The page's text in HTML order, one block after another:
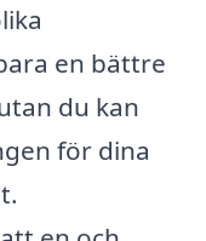
en bättre
du kan
för dina